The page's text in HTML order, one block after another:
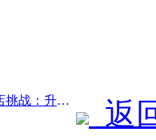
前一篇：2.0时代下的存量酒店挑战：升级为核心，才是价值真革新
返